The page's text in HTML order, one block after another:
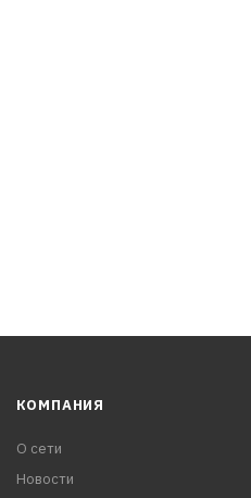
КОМПАНИЯ
О сети
Новости